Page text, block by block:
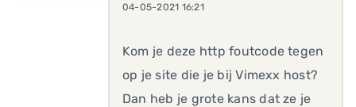
04-05-2021 16:21
Kom je deze http foutcode tegen
op je site die je bij Vimexx host?
Dan heb je grote kans dat ze je